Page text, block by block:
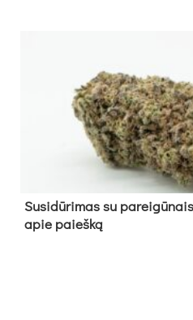
Su­si­dū­ri­mas su
apie paieš­ką